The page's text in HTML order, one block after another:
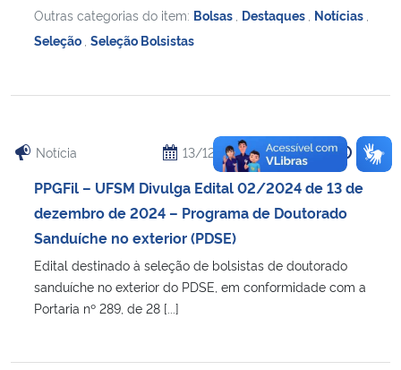
Outras categorias do item: Bolsas Destaques Notícias
Seleção Seleção Bolsistas
Notícia 13/12/2024 16:53
PPGFil – UFSM Divulga Edital 02/2024 de 13 de
dezembro de 2024 – Programa de Doutorado
Sanduíche no exterior (PDSE)
Edital destinado à seleção de bolsistas de doutorado
sanduíche no exterior do PDSE, em conformidade com a
Portaria nº 289, de 28 [...]